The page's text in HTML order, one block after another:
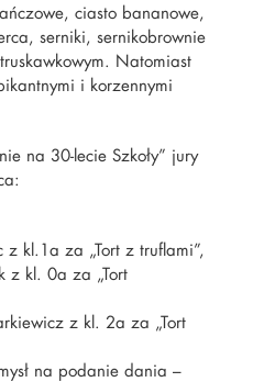
ciasto bananowe,
serniki, sernikobrownie
Natomiast
i korzennymi
na 30-lecie Szkoły” jury
kl.1a za „Tort z truflami”,
z kl. 0a za „Tort
z kl. 2a za „Tort
na podanie dania –